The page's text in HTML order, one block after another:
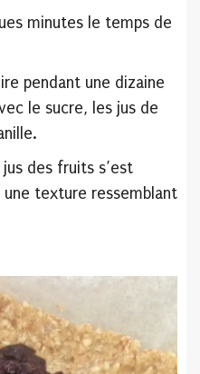
minutes le temps de
pendant une dizaine
le sucre, les jus de
des fruits s’est
texture ressemblant